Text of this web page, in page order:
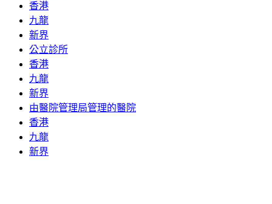
香港
九龍
新界
公立診所
香港
九龍
新界
由醫院管理局管理的醫院
香港
九龍
新界